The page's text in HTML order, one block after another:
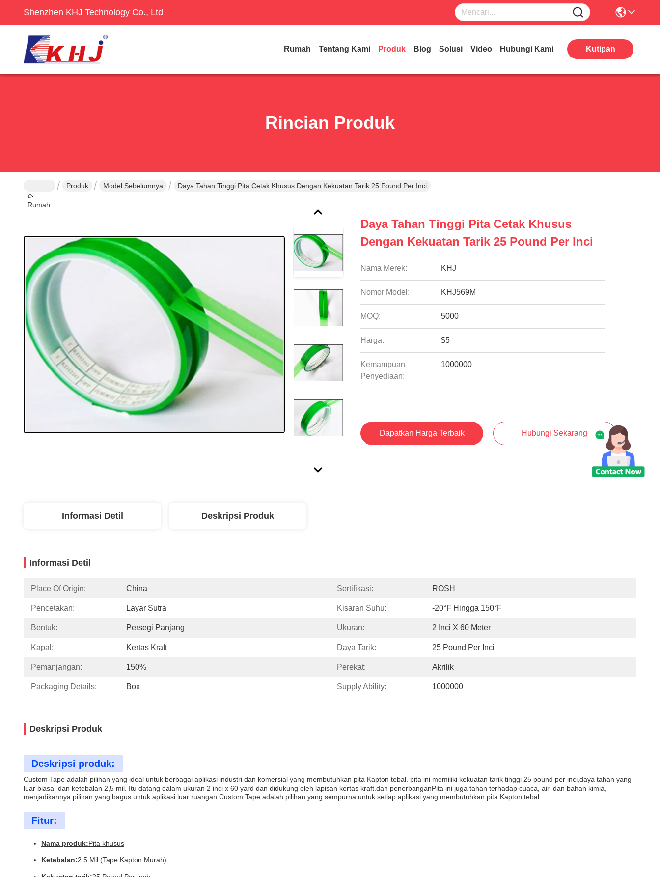
Shenzhen KHJ Technology Co., Ltd
Rumah Tentang Kami Produk Blog Solusi Video Hubungi Kami Kutipan
Rincian Produk
Rumah
Produk Model Sebelumnya Daya Tahan Tinggi Pita Cetak Khusus Dengan Kekuatan Tarik 25 Pound Per Inci
Daya Tahan Tinggi Pita Cetak Khusus
Dengan Kekuatan Tarik 25 Pound Per Inci
Nama Merek: KHJ
Nomor Model: KHJ569M
MOQ: 5000
Harga: $5
Kemampuan
Penyediaan:
1000000
Dapatkan Harga Terbaik Hubungi Sekarang
Informasi Detil Deskripsi Produk
Informasi Detil
Place Of Origin: China Sertifikasi: ROSH
Pencetakan: Layar Sutra Kisaran Suhu: -20°F Hingga 150°F
Bentuk: Persegi Panjang Ukuran: 2 Inci X 60 Meter
Kapal: Kertas Kraft Daya Tarik: 25 Pound Per Inci
Pemanjangan: 150% Perekat: Akrilik
Packaging Details: Box Supply Ability: 1000000
Deskripsi Produk
Deskripsi produk:
Custom Tape adalah pilihan yang ideal untuk berbagai aplikasi industri dan komersial yang membutuhkan pita Kapton tebal. pita ini memiliki kekuatan tarik tinggi 25 pound per inci,daya tahan yang
luar biasa, dan ketebalan 2,5 mil. Itu datang dalam ukuran 2 inci x 60 yard dan didukung oleh lapisan kertas kraft.dan penerbanganPita ini juga tahan terhadap cuaca, air, dan bahan kimia,
menjadikannya pilihan yang bagus untuk aplikasi luar ruangan.Custom Tape adalah pilihan yang sempurna untuk setiap aplikasi yang membutuhkan pita Kapton tebal.
Fitur:
Nama produk:Pita khusus
Ketebalan:2.5 Mil (Tape Kapton Murah)